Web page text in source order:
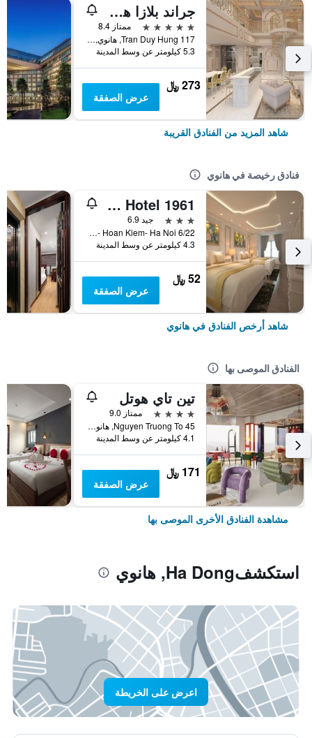
جراند بلازا هوتل هانوي
5 نجوم
ممتاز 8.4
117 Tran Duy Hung, هانوي, فيتنام
5.3 كيلومتر عن وسط المدينة
273 ﷼
عرض الصفقة
شاهد المزيد من الفنادق القريبة
فنادق رخيصة في هانوي
Old Quarter Hotel 1961
3 نجوم
جيد 6.9
6/22 Hang Voi Street- Ly Thai To- Hoan Kiem- Ha Noi, هانوي, فيتنام
4.3 كيلومتر عن وسط المدينة
52 ﷼
عرض الصفقة
شاهد أرخص الفنادق في هانوي
الفنادق الموصى بها
تين تاي هوتل
4 نجوم
ممتاز 9.0
45 Nguyen Truong To, هانوي, فيتنام
4.1 كيلومتر عن وسط المدينة
171 ﷼
عرض الصفقة
مشاهدة الفنادق الأخرى الموصى بها
استكشفHa Dong, هانوي
اعرض على الخريطة